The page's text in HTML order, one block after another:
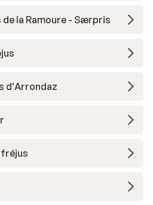
de la Ramoure - Særpris
d'Arrondaz